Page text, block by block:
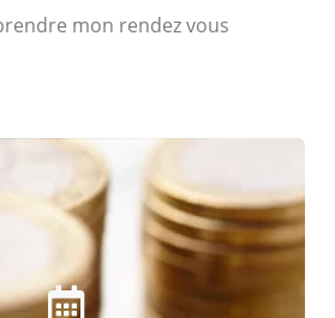
mon rendez vous